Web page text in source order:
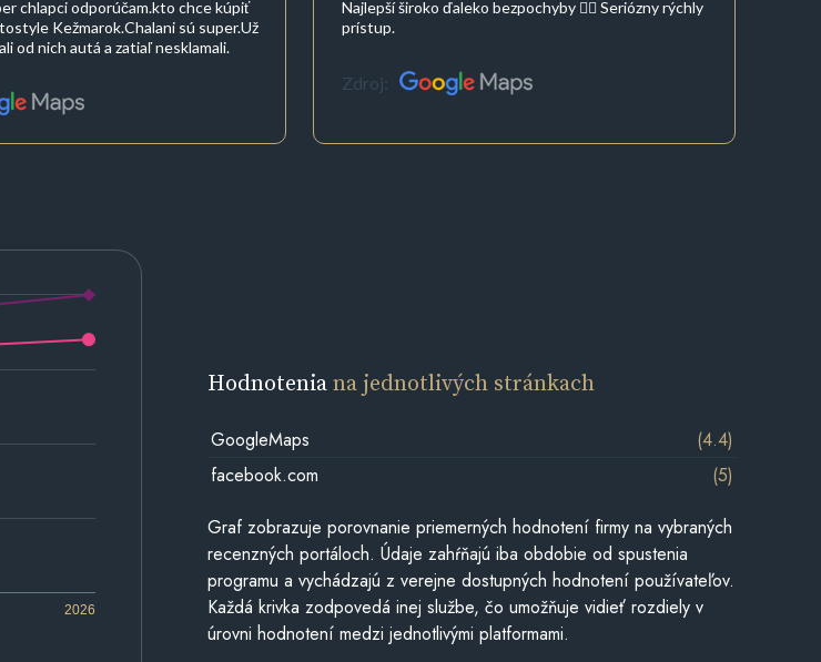
chlapci odporúčam.kto chce kúpiť
Kežmarok.Chalani sú super.Už
od nich autá a zatiaľ nesklamali.
Najlepší široko ďaleko bezpochyby 👍🏼 Seriózny rýchly
prístup.
Zdroj:
2026
Hodnoteniana jednotlivých stránkach
GoogleMaps
(4.4)
facebook.com
(5)
Graf zobrazuje porovnanie priemerných hodnotení firmy na vybraných
recenzných portáloch. Údaje zahŕňajú iba obdobie od spustenia
programu a vychádzajú z verejne dostupných hodnotení používateľov.
Každá krivka zodpovedá inej službe, čo umožňuje vidieť rozdiely v
úrovni hodnotení medzi jednotlivými platformami.